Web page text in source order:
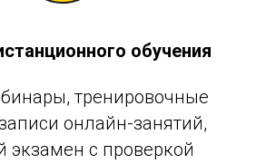
обучения
тренировочные
онлайн-занятий,
экзамен с проверкой